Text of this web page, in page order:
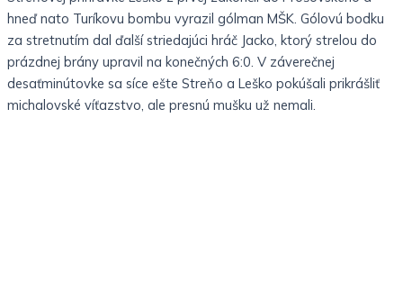
hneď nato Turíkovu bombu vyrazil gólman MŠK. Gólovú bodku
za stretnutím dal ďalší striedajúci hráč Jacko, ktorý strelou do
prázdnej brány upravil na konečných 6:0. V záverečnej
desaťminútovke sa síce ešte Streňo a Leško pokúšali prikrášliť
michalovské víťazstvo, ale presnú mušku už nemali.